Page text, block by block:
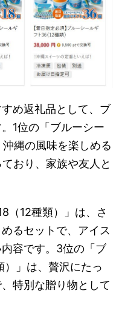
め返礼品として、ブ
1位の「ブルーシー
縄の風味を楽しめる
おり、家族や友人と
（12種類）」は、さ
るセットで、アイス
容です。3位の「ブ
）」は、贅沢にたっ
特別な贈り物として